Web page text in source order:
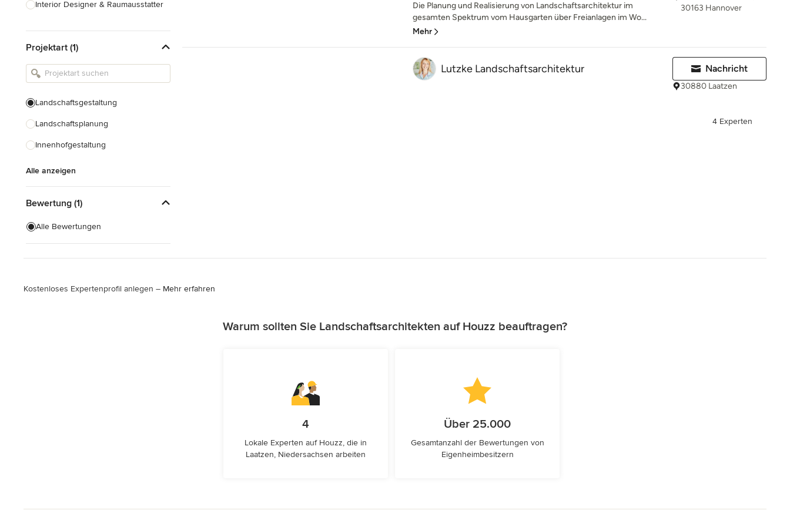
Interior Designer & Raumausstatter
Landschaftsarchitekten
Armaturen & Sanitärbedarf
Einbauschränke
Projektart (1)
Landschaftsgestaltung
Landschaftsplanung
Innenhofgestaltung
Alle anzeigen
Bewertung (1)
Alle Bewertungen
Die Planung und Realisierung von Landschaftsarchitektur im
gesamten Spektrum vom Hausgarten über Freianlagen im Wo...
Mehr
30163 Hannover
Lutzke Landschaftsarchitektur Nachricht
30880 Laatzen
4 Experten
Kostenloses Expertenprofil anlegen – Mehr erfahren
Warum sollten Sie Landschaftsarchitekten auf Houzz beauftragen?
4
Lokale Experten auf Houzz, die in
Laatzen, Niedersachsen arbeiten
Über 25.000
Gesamtanzahl der Bewertungen von
Eigenheimbesitzern